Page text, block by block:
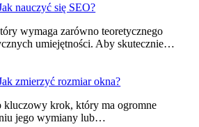
nauczyć się SEO?
wymaga zarówno teoretycznego
umiejętności. Aby skutecznie…
zmierzyć rozmiar okna?
kluczowy krok, który ma ogromne
jego wymiany lub…